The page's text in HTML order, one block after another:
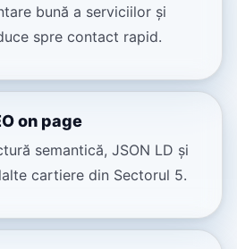
bună a serviciilor și
spre contact rapid.
on page
semantică, JSON LD și
cartiere din Sectorul 5.